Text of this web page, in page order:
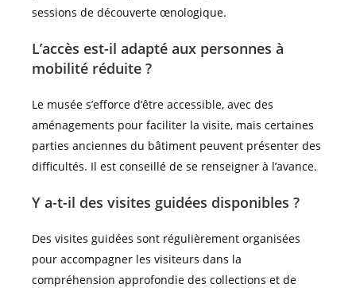
sessions de découverte œnologique.
L’accès est-il adapté aux personnes à
mobilité réduite ?
Le musée s’efforce d’être accessible, avec des
aménagements pour faciliter la visite, mais certaines
parties anciennes du bâtiment peuvent présenter des
difficultés. Il est conseillé de se renseigner à l’avance.
Y a-t-il des visites guidées disponibles ?
Des visites guidées sont régulièrement organisées
pour accompagner les visiteurs dans la
compréhension approfondie des collections et de